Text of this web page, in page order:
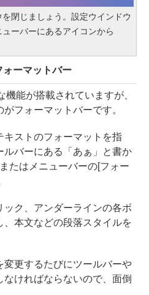
閉じましょう。設定ウインドウ
ーバーにあるアイコンから
ォーマットバー
能が搭載されていますが、
フォーマットバーです。
ストのフォーマットを指
ルバーにある「あぁ」と書か
たはメニューバーの[フォー
ク、アンダーラインの各ボ
、本文などの段落スタイルを
更するたびにツールバーや
なければならないので、面倒